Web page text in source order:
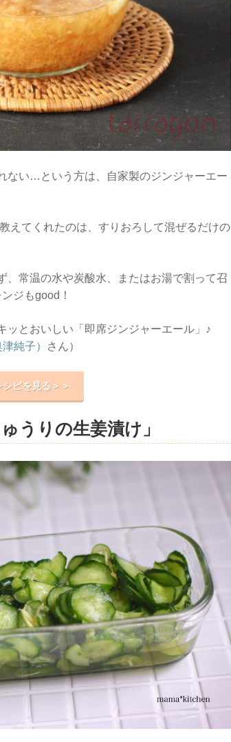
ない…という方は、自家製のジンジャーエー
えてくれたのは、すりおろして混ぜるだけの
、常温の水や炭酸水、またはお湯で割って召
ジもgood！
ッとおいしい「即席ジンジャーエール」♪
純子） さん）
シピを見る＞＞
うりの生姜漬け」